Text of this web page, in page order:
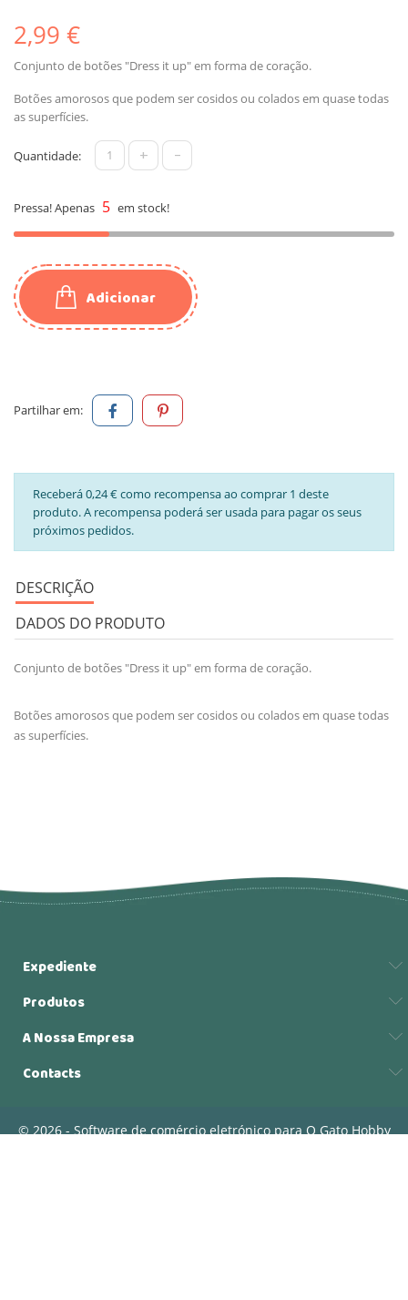
2,99 €
Conjunto de botões "Dress it up" em forma de coração.
Botões amorosos que podem ser cosidos ou colados em quase todas
as superfícies.
Quantidade: + -
Pressa! Apenas 5 em stock!
Adicionar
Partilhar em:
Receberá 0,24 € como recompensa ao comprar 1 deste
produto. A recompensa poderá ser usada para pagar os seus
próximos pedidos.
DESCRIÇÃO
DADOS DO PRODUTO
Conjunto de botões "Dress it up" em forma de coração.
Botões amorosos que podem ser cosidos ou colados em quase todas
as superfícies.
Expediente
Produtos
A Nossa Empresa
Contacts
© 2026 - Software de comércio eletrónico para O Gato Hobby